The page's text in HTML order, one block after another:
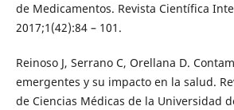
de Medicamentos. Revista Científica
2017;1(42):84 – 101.
Reinoso J, Serrano C, Orellana D.
emergentes y su impacto en la salud.
de Ciencias Médicas de la Universidad